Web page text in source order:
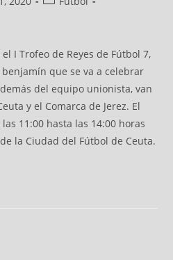
I Trofeo de Reyes de Fútbol 7,
que se va a celebrar
del equipo unionista, van
y el Comarca de Jerez. El
11:00 hasta las 14:00 horas
de la Ciudad del Fútbol de Ceuta.